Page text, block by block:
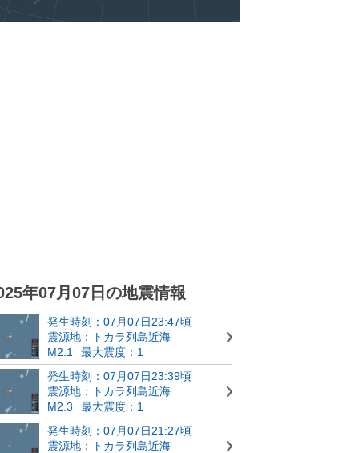
年07月07日の地震情報
発生時刻：07月07日23:47頃
震源地：トカラ列島近海
M2.1
最大震度：1
発生時刻：07月07日23:39頃
震源地：トカラ列島近海
M2.3
最大震度：1
発生時刻：07月07日21:27頃
震源地：トカラ列島近海